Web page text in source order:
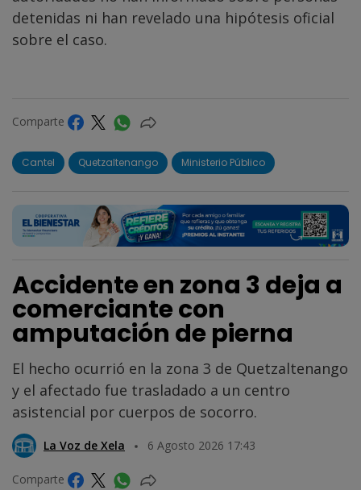
detenidas ni han revelado una hipótesis oficial
sobre el caso.
Comparte
Cantel Quetzaltenango Ministerio Público
Accidente en zona 3 deja a
comerciante con
amputación de pierna
El hecho ocurrió en la zona 3 de Quetzaltenango
y el afectado fue trasladado a un centro
asistencial por cuerpos de socorro.
La Voz de Xela 6 Agosto 2026 17:43
Comparte